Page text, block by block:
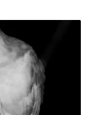
順利控制。（太
況！ 20隻鳥喪命